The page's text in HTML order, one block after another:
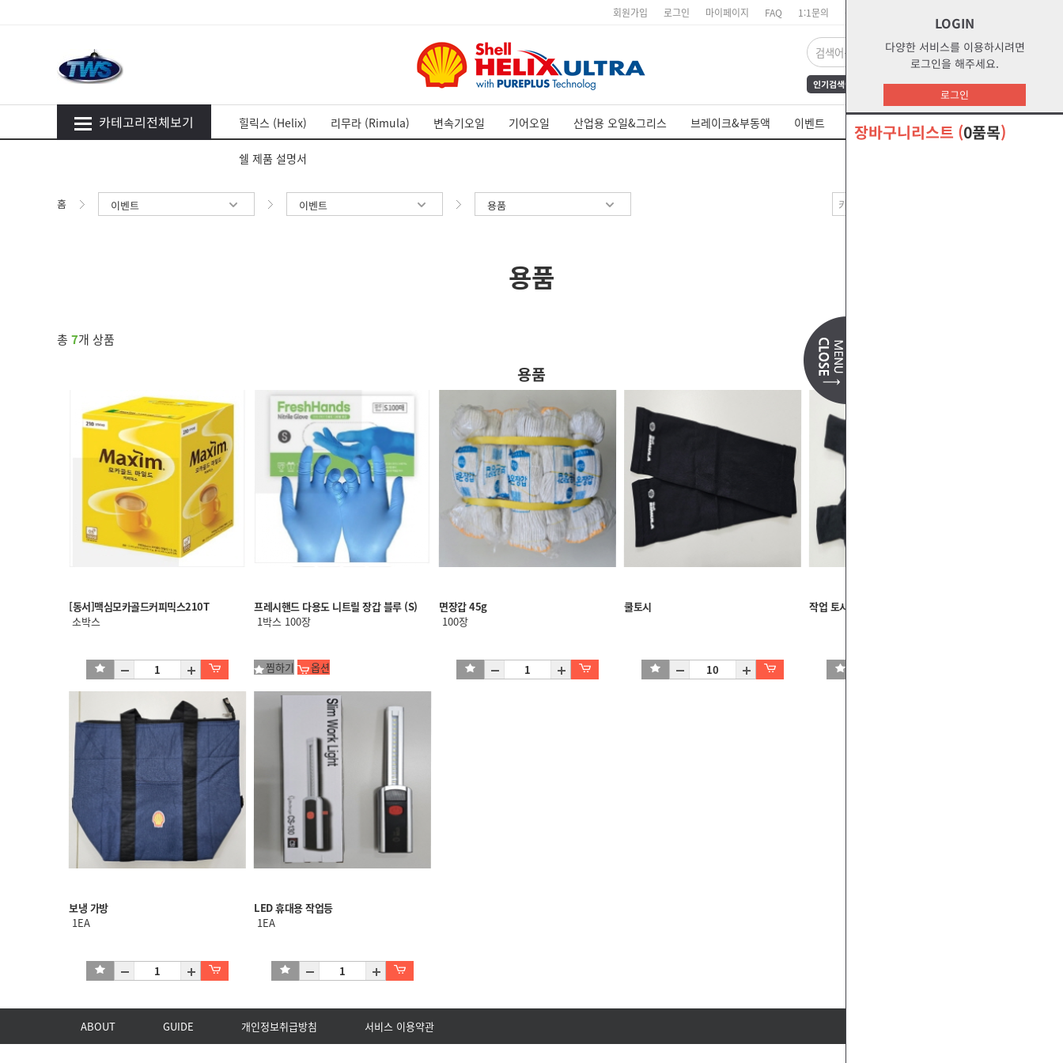
카테고리전체보기
LOGIN
다양한 서비스를 이용하시려면
로그인을 해주세요.
로그인
장바구니리스트 (0품목)
회원가입 로그인 마이페이지 FAQ 1:1문의 장바구니
인기검색어 FrAmE30 12
s1
water
부동액
s2g
glycol
오말라s2g
힐릭스 (Helix) 리무라 (Rimula) 변속기오일 기어오일 산업용 오일&그리스 브레이크&부동액 이벤트 쉘 제품 MSDS
쉘 제품 설명서
홈 이벤트 이벤트 용품
용품
총 7개 상품
용품
[동서]맥심모카골드커피믹스210T
소박스
프레시핸드 다용도 니트릴 장갑 블루 (S)
1박스 100장
찜하기 옵션
면장갑 45g
100장
쿨토시 작업 토시
보냉 가방
1EA
LED 휴대용 작업등
1EA
ABOUT GUIDE 개인정보취급방침 서비스 이용약관